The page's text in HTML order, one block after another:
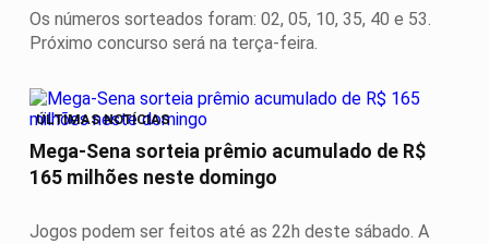
Os números sorteados foram: 02, 05, 10, 35, 40 e 53.
Próximo concurso será na terça-feira.
ÚLTIMAS NOTÍCIAS
Mega-Sena sorteia prêmio acumulado de R$
165 milhões neste domingo
Jogos podem ser feitos até as 22h deste sábado. A